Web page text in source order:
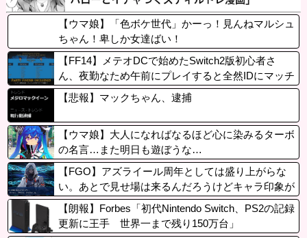
【ウマ娘】「色ボケ世代」かーっ！見んねマルシュ
ちゃん！卑しか女達ばい！
【FF14】メテオDCで始めたSwitch2版初心者さ
ん、夜勤なため午前にプレイすると全然IDにマッチ
しないと嘆く。→「DCトラベルするかリージョン
内フリーマッチングを待ってほしい」
【悲報】マックちゃん、逮捕
【ウマ娘】大人になればなるほど心に染みるターボ
の名言…また明日も遊ぼうな…
【FGO】アズライール周年としては盛り上がらな
い。あとで見せ場は来るんだろうけどキャラ印象が
まだしょぼい
【朗報】Forbes「初代Nintendo Switch、PS2の記録
更新に王手 世界一まで残り150万台」